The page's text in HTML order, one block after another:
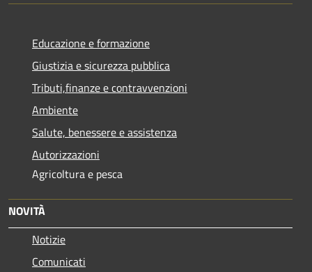
Educazione e formazione
Giustizia e sicurezza pubblica
Tributi,finanze e contravvenzioni
Ambiente
Salute, benessere e assistenza
Autorizzazioni
Agricoltura e pesca
NOVITÀ
Notizie
Comunicati